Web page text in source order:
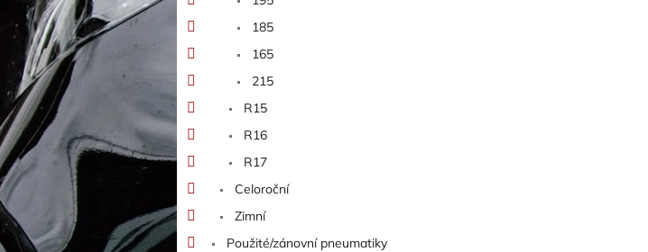
185
165
215
R15
R16
R17
Celoroční
Zimní
Použité/zánovní pneumatiky